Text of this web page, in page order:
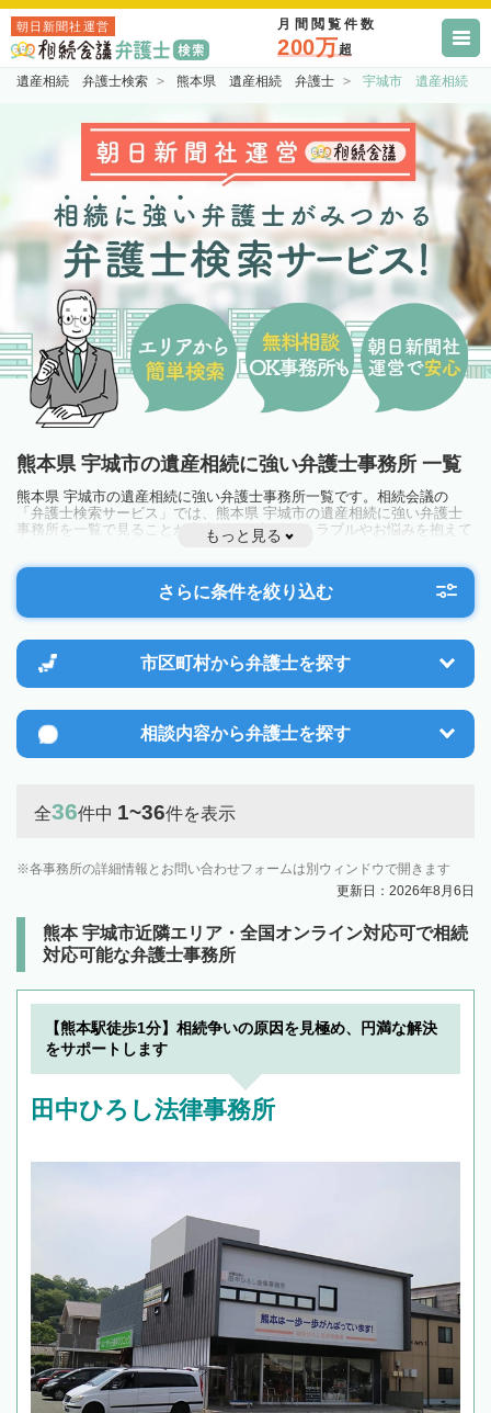
朝日新聞社運営 月間閲覧件数
200万超
遺産相続 弁護士検索 熊本県 遺産相続 弁護士 宇城市 遺産相続
熊本県 宇城市の遺産相続に強い弁護士事務所 一覧
熊本県 宇城市の遺産相続に強い弁護士事務所一覧です。相続会議の
「弁護士検索サービス」では、熊本県 宇城市の遺産相続に強い弁護士
事務所を一覧で見ることが出来ます。相続のトラブルやお悩みを抱えて
いる方は一度近隣の弁護士に相談してみましょう。
もっと見る
さらに条件を絞り込む
市区町村から弁護士を探す
相談内容から弁護士を探す
全36件中 1~36件を表示
各事務所の詳細情報とお問い合わせフォームは別ウィンドウで開きます
更新日：2026年8月6日
熊本 宇城市近隣エリア・全国オンライン対応可で相続
対応可能な弁護士事務所
【熊本駅徒歩1分】相続争いの原因を見極め、円満な解決
をサポートします
田中ひろし法律事務所